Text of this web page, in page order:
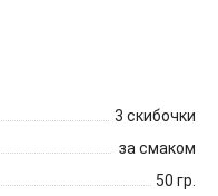
3 скибочки
за смаком
50 гр.